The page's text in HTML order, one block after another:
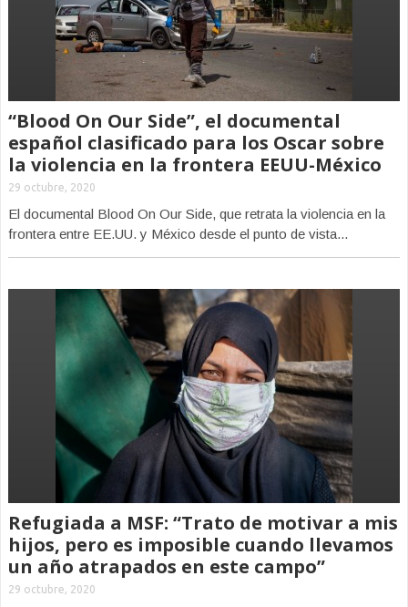
“Blood On Our Side”, el documental
español clasificado para los Oscar sobre
la violencia en la frontera EEUU-México
29 octubre, 2020
El documental Blood On Our Side, que retrata la violencia en la
frontera entre EE.UU. y México desde el punto de vista...
Refugiada a MSF: “Trato de motivar a mis
hijos, pero es imposible cuando llevamos
un año atrapados en este campo”
29 octubre, 2020